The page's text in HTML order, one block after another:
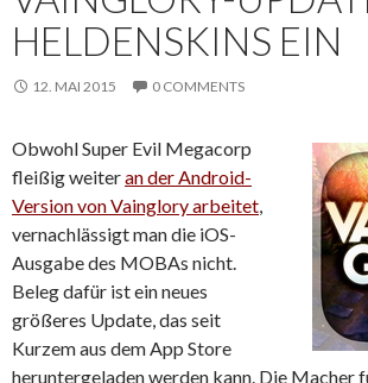
HELDENSKINS EIN
12. MAI 2015 0 COMMENTS
Obwohl Super Evil Megacorp
fleißig weiteran der Android-
Version von Vainglory arbeitet
vernachlässigt man die iOS-
Ausgabe des MOBAs nicht.
Beleg dafür ist ein neues
größeres Update, das seit
Kurzem aus dem App Store
heruntergeladen werden kann. Die Macher